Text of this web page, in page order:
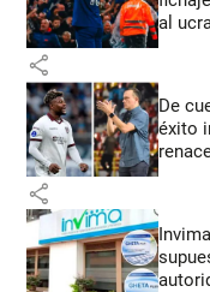
al
share
De
éxito
share